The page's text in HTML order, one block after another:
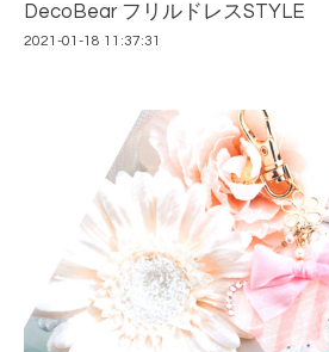
DecoBear フリルドレスSTYLE
2021-01-18 11:37:31